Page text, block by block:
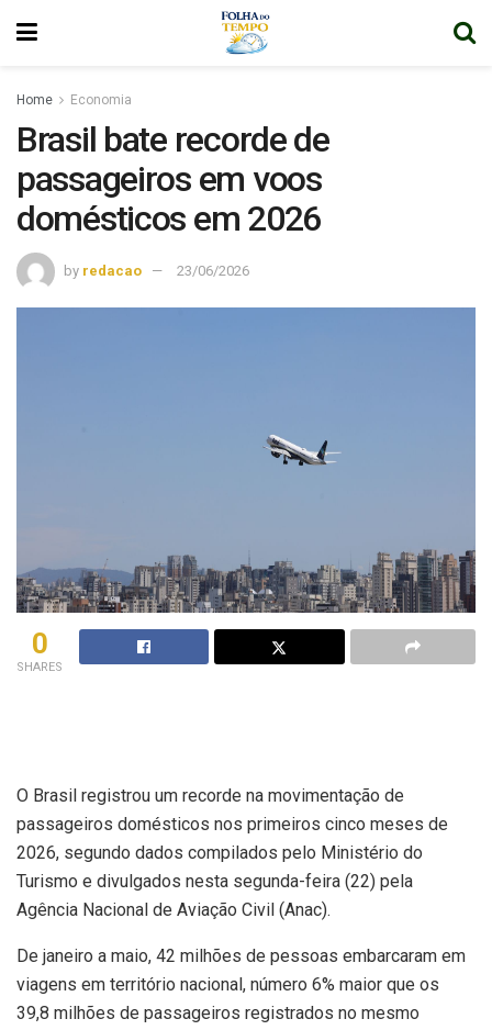
Home Economia
Brasil bate recorde de
passageiros em voos
domésticos em 2026
by redacao 23/06/2026
0
SHARES
O Brasil registrou um recorde na movimentação de
passageiros domésticos nos primeiros cinco meses de
2026, segundo dados compilados pelo Ministério do
Turismo e divulgados nesta segunda-feira (22) pela
Agência Nacional de Aviação Civil (Anac).
De janeiro a maio, 42 milhões de pessoas embarcaram em
viagens em território nacional, número 6% maior que os
39,8 milhões de passageiros registrados no mesmo